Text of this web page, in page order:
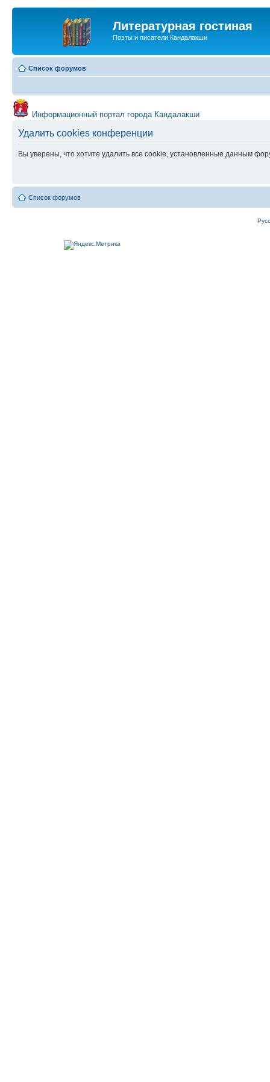
Литературная гостиная
Поэты и писатели Кандалакши
Список форумов
Информационный портал города Кандалакши
Удалить cookies конференции
Вы уверены, что хотите удалить все cookie, установленные данным
Список форумов